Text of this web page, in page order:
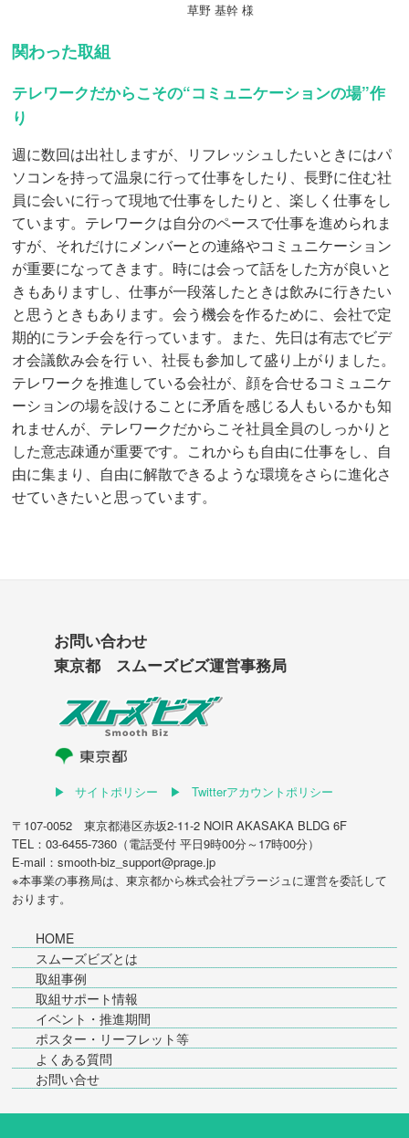
草野 基幹 様
関わった取組
テレワークだからこその“コミュニケーションの場”作
り
週に数回は出社しますが、リフレッシュしたいときにはパ
ソコンを持って温泉に行って仕事をしたり、長野に住む社
員に会いに行って現地で仕事をしたりと、楽しく仕事をし
ています。テレワークは自分のペースで仕事を進められま
すが、それだけにメンバーとの連絡やコミュニケーション
が重要になってきます。時には会って話をした方が良いと
きもありますし、仕事が一段落したときは飲みに行きたい
と思うときもあります。会う機会を作るために、会社で定
期的にランチ会を行っています。また、先日は有志でビデ
オ会議飲み会を行 い、社長も参加して盛り上がりました。
テレワークを推進している会社が、顔を合せるコミュニケ
ーションの場を設けることに矛盾を感じる人もいるかも知
れませんが、テレワークだからこそ社員全員のしっかりと
した意志疎通が重要です。これからも自由に仕事をし、自
由に集まり、自由に解散できるような環境をさらに進化さ
せていきたいと思っています。
お問い合わせ
東京都 スムーズビズ運営事務局
サイトポリシー
Twitterアカウントポリシー
〒107-0052 東京都港区赤坂2-11-2 NOIR AKASAKA BLDG 6F
TEL：03-6455-7360（電話受付 平日9時00分～17時00分）
E-mail：smooth-biz_support@prage.jp
※本事業の事務局は、東京都から株式会社プラージュに運営を委託して
おります。
HOME
スムーズビズとは
取組事例
取組サポート情報
イベント・推進期間
ポスター・リーフレット等
よくある質問
お問い合せ